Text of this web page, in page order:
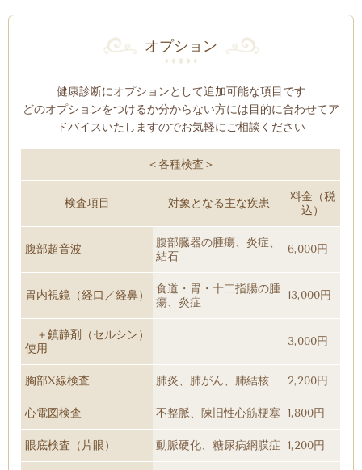
オプション
健康診断にオプションとして追加可能な項目です
どのオプションをつけるか分からない方には目的に合わせてア
ドバイスいたしますのでお気軽にご相談ください
＜各種検査＞
検査項目 対象となる主な疾患
料金（税
込）
腹部超音波
腹部臓器の腫瘍、炎症、
結石
6,000円
胃内視鏡（経口／経鼻）
食道・胃・十二指腸の腫
瘍、炎症
13,000円
＋鎮静剤（セルシン）
使用
3,000円
胸部X線検査 肺炎、肺がん、肺結核 2,200円
心電図検査 不整脈、陳旧性心筋梗塞 1,800円
眼底検査（片眼） 動脈硬化、糖尿病網膜症 1,200円